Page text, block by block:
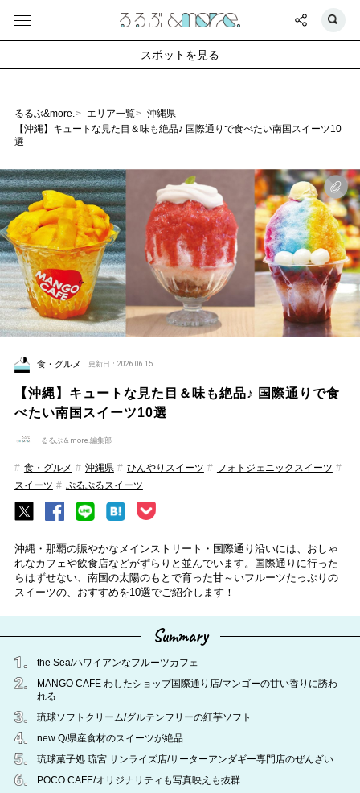
るるぶ&more. エリア一覧
沖縄県
【沖縄】キュートな見た目＆味も絶品♪ 国際通りで食べたい南国スイーツ10
選
食・グルメ 更新日：2026.06.15
【沖縄】キュートな見た目＆味も絶品♪ 国際通りで食
べたい南国スイーツ10選
るるぶ＆more.編集部
食・グルメ 沖縄県 ひんやりスイーツ
フォトジェニックスイーツ
スイーツ
ぷるぷるスイーツ
沖縄・那覇の賑やかなメインストリート・国際通り沿いには、おしゃ
れなカフェや飲食店などがずらりと並んでいます。国際通りに行った
らはずせない、南国の太陽のもとで育った甘～いフルーツたっぷりの
スイーツの、おすすめを10選でご紹介します！
Summary
the Sea/ハワイアンなフルーツカフェ
MANGO CAFE わしたショップ国際通り店/マンゴーの甘い香りに誘わ
れる
琉球ソフトクリーム/グルテンフリーの紅芋ソフト
new Q/県産食材のスイーツが絶品
琉球菓子処 琉宮 サンライズ店/サーターアンダギー専門店のぜんざい
POCO CAFE/オリジナリティも写真映えも抜群
スポットを見る